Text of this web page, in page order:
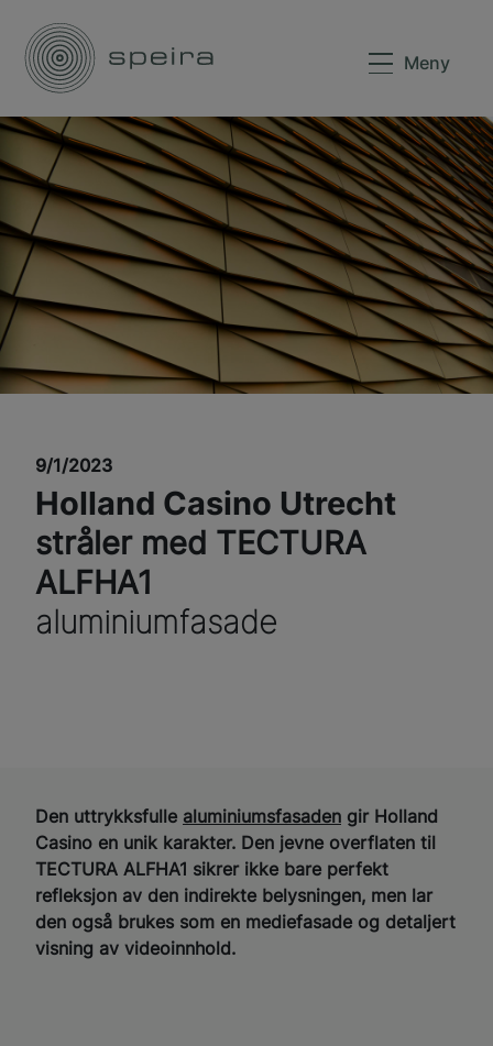
Meny
9/1/2023
Holland Casino Utrecht
stråler med TECTURA
ALFHA1
aluminiumfasade
Den uttrykksfulle aluminiumsfasaden gir Holland
Casino en unik karakter. Den jevne overflaten til
TECTURA ALFHA1 sikrer ikke bare perfekt
refleksjon av den indirekte belysningen, men lar
den også brukes som en mediefasade og detaljert
visning av videoinnhold.